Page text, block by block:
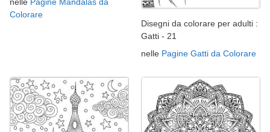
nelle Pagine Mandalas da
Colorare
Disegni da colorare per adulti :
Gatti - 21
nelle Pagine Gatti da Colorare